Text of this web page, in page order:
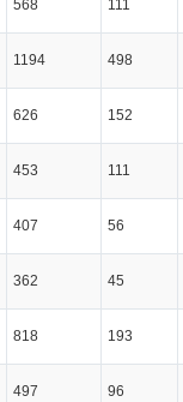
568 111
1194 498
626 152
453 111
407 56
362 45
818 193
497 96